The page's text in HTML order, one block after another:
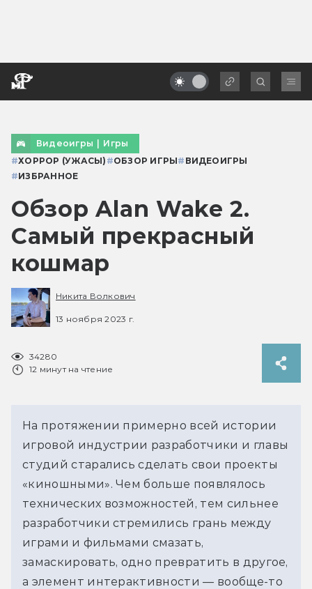
Видеоигры | Игры
#ХОРРОР (УЖАСЫ) #ОБЗОР ИГРЫ# ВИДЕОИГРЫ
#ИЗБРАННОЕ
Обзор Alan Wake 2.
Самый прекрасный
кошмар
Никита Волкович
13 ноября 2023 г.
34280
12 минут на чтение
На протяжении примерно всей истории
игровой индустрии разработчики и главы
студий старались сделать свои проекты
«киношными». Чем больше появлялось
технических возможностей, тем сильнее
разработчики стремились грань между
играми и фильмами смазать,
замаскировать, одно превратить в другое,
а элемент интерактивности — вообще-то